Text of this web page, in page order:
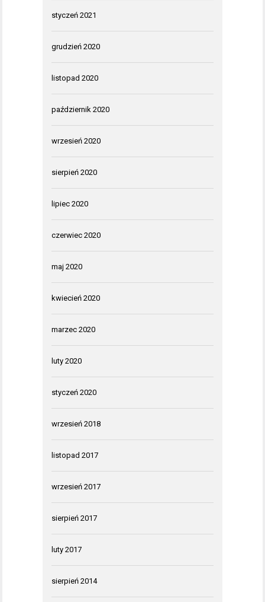
styczeń 2021
grudzień 2020
listopad 2020
październik 2020
wrzesień 2020
sierpień 2020
lipiec 2020
czerwiec 2020
maj 2020
kwiecień 2020
marzec 2020
luty 2020
styczeń 2020
wrzesień 2018
listopad 2017
wrzesień 2017
sierpień 2017
luty 2017
sierpień 2014